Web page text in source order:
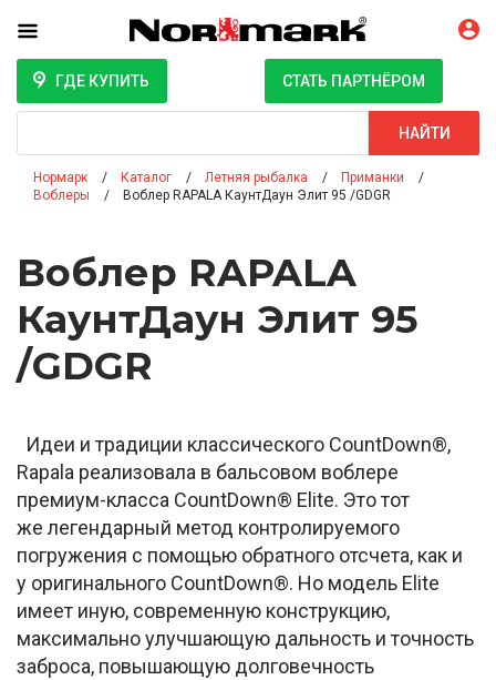
ГДЕ КУПИТЬ СТАТЬ ПАРТНЁРОМ
НАЙТИ
Нормарк Каталог Летняя рыбалка
Приманки
Воблеры
Воблер RAPALA КаунтДаун Элит 95 /GDGR
Воблер RAPALA
КаунтДаун Элит 95
/GDGR
Идеи и традиции классического CountDown®,
Rapala реализовала в бальсовом воблере
премиум-класса CountDown® Elite. Это тот
же легендарный метод контролируемого
погружения с помощью обратного отсчета, как и
у оригинального CountDown®. Но модель Elite
имеет иную, современную конструкцию,
максимально улучшающую дальность и точность
заброса, повышающую долговечность